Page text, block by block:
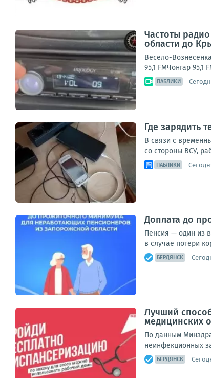
Частоты
области до
Весело-
95,1 FMЧонгар
ПАБЛИКИ
Где зарядить
В связи с
со стороны ВСУ,
ПАБЛИКИ
Доплата до
Пенсия — один из
в случае потери
БЕРДЯНСК
Лучший
медицинских
По данным
неинфекционных
БЕРДЯНСК